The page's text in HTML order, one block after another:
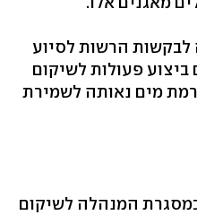
לבקשות הרשות לסיוע
פעולות לשיקום
מים נאותה לשמירת
המנהלה לשיקום